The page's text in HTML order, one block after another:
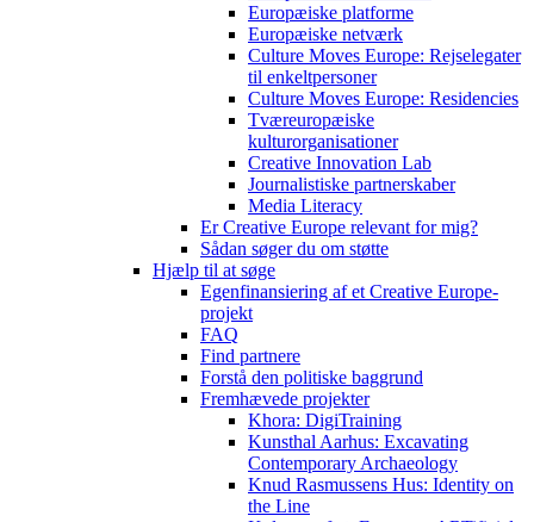
Europæiske platforme
Europæiske netværk
Culture Moves Europe: Rejselegater
til enkeltpersoner
Culture Moves Europe: Residencies
Tværeuropæiske
kulturorganisationer
Creative Innovation Lab
Journalistiske partnerskaber
Media Literacy
Er Creative Europe relevant for mig?
Sådan søger du om støtte
Hjælp til at søge
Egenfinansiering af et Creative Europe-
projekt
FAQ
Find partnere
Forstå den politiske baggrund
Fremhævede projekter
Khora: DigiTraining
Kunsthal Aarhus: Excavating
Contemporary Archaeology
Knud Rasmussens Hus: Identity on
the Line